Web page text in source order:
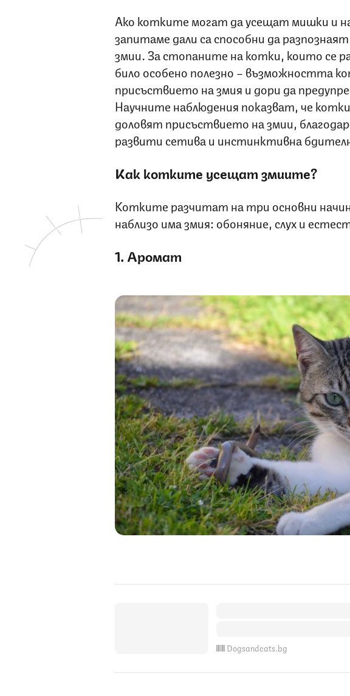
Ако котките могат да усещат мишки и
запитаме дали са способни да
змии. За стопаните на котки, които се
било особено полезно – възможността
присъствието на змия и дори да
Научните наблюдения показват, че
доловят присъствието на змии,
развити сетива и инстинктивна
Как котките усещат змиите?
Котките разчитат на три основни
наблизо има змия: обоняние, слух и
1. Аромат
Dogsandcats.bg